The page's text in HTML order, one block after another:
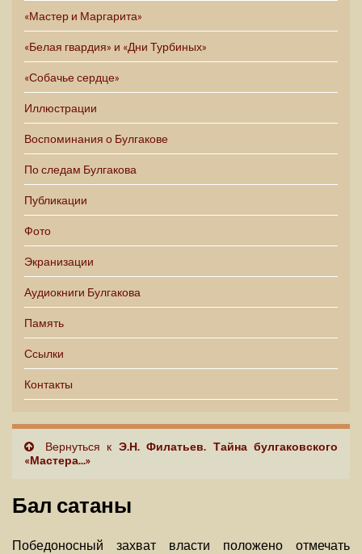
«Мастер и Маргарита»
«Белая гвардия» и «Дни Турбиных»
«Собачье сердце»
Иллюстрации
Воспоминания о Булгакове
По следам Булгакова
Публикации
Фото
Экранизации
Аудиокниги Булгакова
Память
Ссылки
Контакты
Вернуться к Э.Н. Филатьев. Тайна булгаковского
«Мастера...»
Бал сатаны
Победоносный захват власти положено отмечать